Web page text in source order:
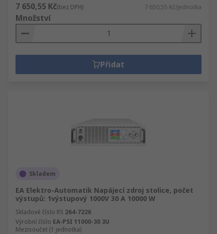
7 650,55 Kč(bez DPH) 7 650,55 Kč/jednotka
Množství
Přidat
Skladem
EA Elektro-Automatik Napájecí zdroj stolice, počet
výstupů: 1výstupový 1000V 30 A 10000 W
Skladové číslo RS 264-7226
Výrobní číslo EA-PSI 11000-30 3U
Mezisoučet (1 jednotka)